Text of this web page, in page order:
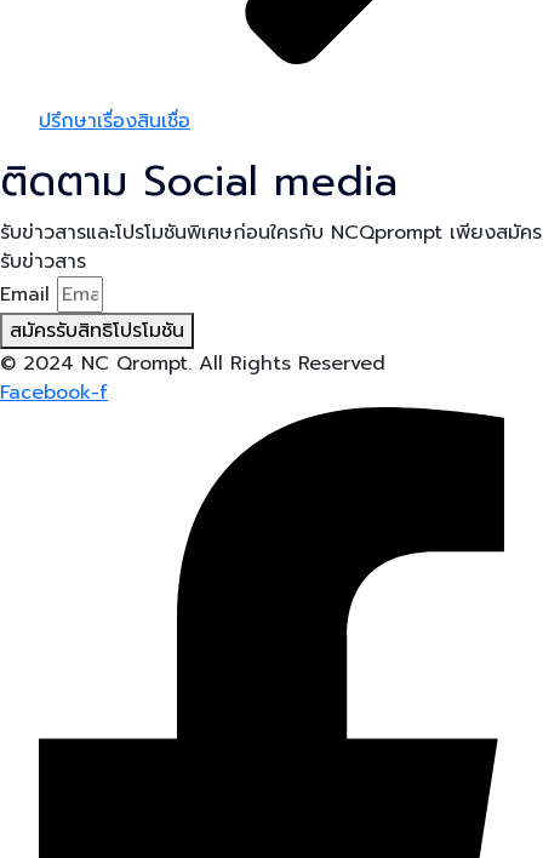
ปรึกษาเรื่องสินเชื่อ
ติดตาม Social media
รับข่าวสารและโปรโมชันพิเศษก่อนใครกับ NCQprompt เพียงสมัคร
รับข่าวสาร
Email
สมัครรับสิทธิโปรโมชัน
© 2024 NC Qrompt. All Rights Reserved
Facebook-f